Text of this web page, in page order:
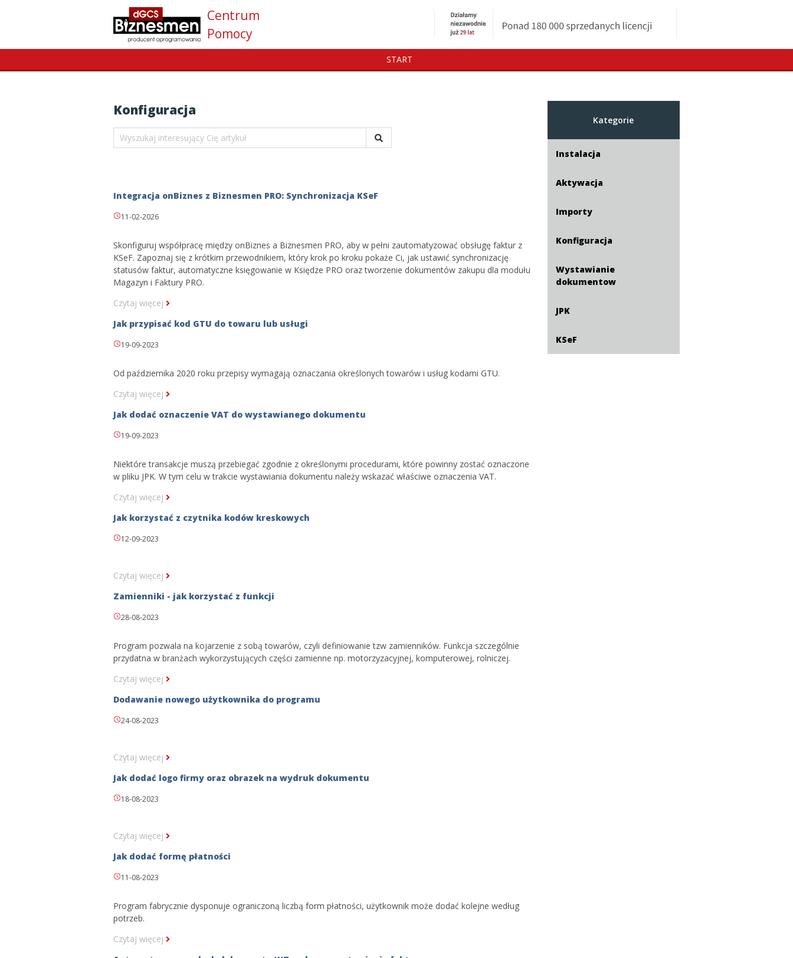
Centrum
Pomocy
START
Konfiguracja
Integracja onBiznes z Biznesmen PRO: Synchronizacja KSeF
11-02-2026
Skonfiguruj współpracę między onBiznes a Biznesmen PRO, aby w pełni zautomatyzować obsługę faktur z
KSeF. Zapoznaj się z krótkim przewodnikiem, który krok po kroku pokaże Ci, jak ustawić synchronizację
statusów faktur, automatyczne księgowanie w Księdze PRO oraz tworzenie dokumentów zakupu dla modułu
Magazyn i Faktury PRO.
Czytaj więcej
Jak przypisać kod GTU do towaru lub usługi
19-09-2023
Od października 2020 roku przepisy wymagają oznaczania określonych towarów i usług kodami GTU.
Czytaj więcej
Jak dodać oznaczenie VAT do wystawianego dokumentu
19-09-2023
Niektóre transakcje muszą przebiegać zgodnie z określonymi procedurami, które powinny zostać oznaczone
w pliku JPK. W tym celu w trakcie wystawiania dokumentu należy wskazać właściwe oznaczenia VAT.
Czytaj więcej
Jak korzystać z czytnika kodów kreskowych
12-09-2023
Czytaj więcej
Zamienniki - jak korzystać z funkcji
28-08-2023
Program pozwala na kojarzenie z sobą towarów, czyli definiowanie tzw zamienników. Funkcja szczególnie
przydatna w branżach wykorzystujących części zamienne np. motorzyzacyjnej, komputerowej, rolniczej.
Czytaj więcej
Dodawanie nowego użytkownika do programu
24-08-2023
Czytaj więcej
Jak dodać logo firmy oraz obrazek na wydruk dokumentu
18-08-2023
Czytaj więcej
Jak dodać formę płatności
11-08-2023
Program fabrycznie dysponuje ograniczoną liczbą form płatności, użytkownik może dodać kolejne według
potrzeb.
Czytaj więcej
Kategorie
Instalacja
Aktywacja
Importy
Konfiguracja
Wystawianie
dokumentow
JPK
KSeF